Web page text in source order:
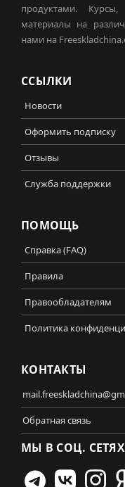
продуктами.
материалы на
нами на
ССЫЛКИ
Новости
Оформить подписку
Отзывы
Служба поддержки
ПОМОЩЬ
Справка (FAQ)
Правила
Правообладателям
Политика
КОНТАКТЫ
Обратная связь
МЫ В СОЦ.